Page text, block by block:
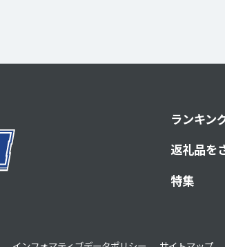
ランキン
返礼品を
特集